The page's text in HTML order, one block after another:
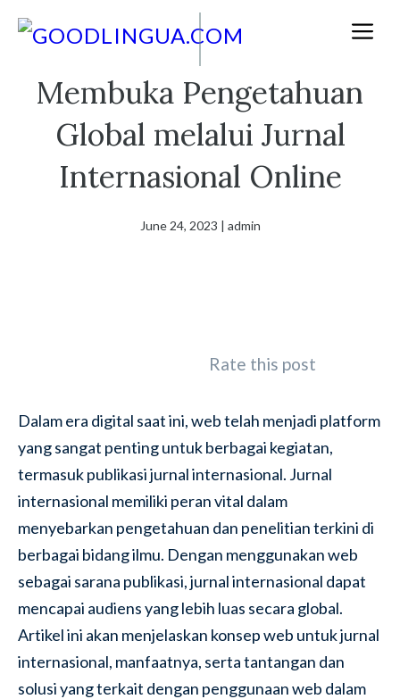
Membuka Pengetahuan
Global melalui Jurnal
Internasional Online
June 24, 2023 | admin
Rate this post
Dalam era digital saat ini, web telah menjadi platform
yang sangat penting untuk berbagai kegiatan,
termasuk publikasi jurnal internasional. Jurnal
internasional memiliki peran vital dalam
menyebarkan pengetahuan dan penelitian terkini di
berbagai bidang ilmu. Dengan menggunakan web
sebagai sarana publikasi, jurnal internasional dapat
mencapai audiens yang lebih luas secara global.
Artikel ini akan menjelaskan konsep web untuk jurnal
internasional, manfaatnya, serta tantangan dan
solusi yang terkait dengan penggunaan web dalam